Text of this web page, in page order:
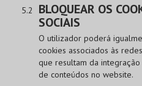
BLOQUEAR OS
SOCIAIS
O utilizador poderá
cookies associados às
que resultam da
de conteúdos no website.